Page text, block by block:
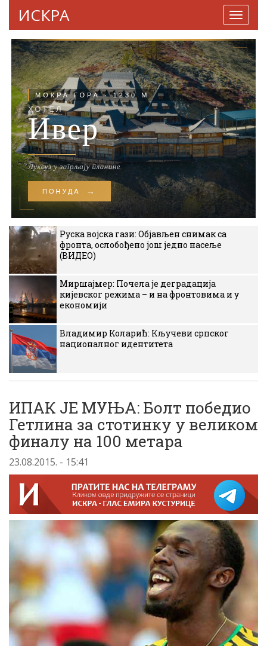
ИСКРА
Руска војска гази: Објављен снимак са
фронта, ослобођено још једно насеље
(ВИДЕО)
Миршајмер: Почела је деградација
кијевског режима – и на фронтовима и у
економији
Владимир Коларић: Кључеви српског
националног идентитета
ИПАК ЈЕ МУЊА: Болт победио
Гетлина за стотинку у великом
финалу на 100 метара
23.08.2015. - 15:41